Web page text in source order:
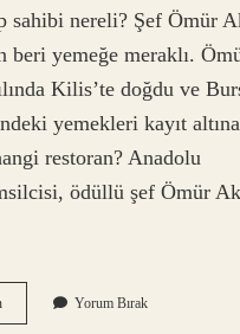
sahibi nereli? Şef Ömür
beri yemeğe meraklı.
Kilis’te doğdu ve
yemekleri kayıt
restoran? Anadolu
ödüllü şef Ömür
Ümit
Akkor
Yorum Bırak